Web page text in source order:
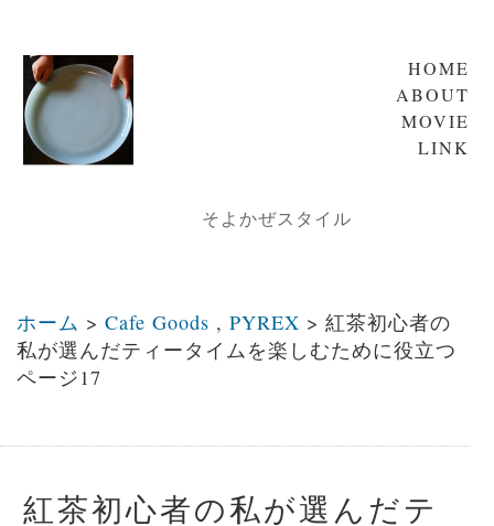
HOME
ABOUT
MOVIE
LINK
そよかぜスタイル
ホーム > Cafe Goods , PYREX > 紅茶初心者の
私が選んだティータイムを楽しむために役立つ
ページ17
紅茶初心者の私が選んだテ